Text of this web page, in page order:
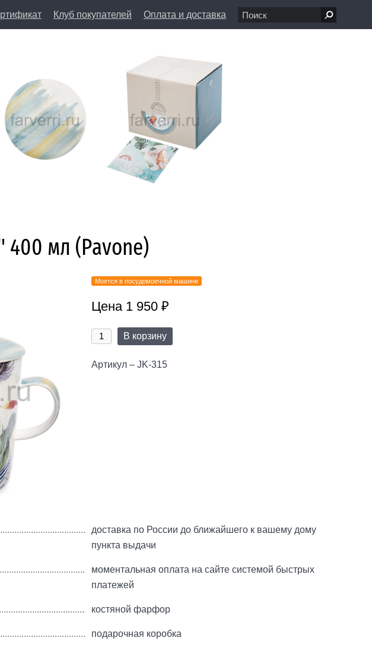
Клуб покупателей Оплата и доставка
Большая Пушкарская ул., д. 1/8 info@farfolle.ru
мл (Pavone)
Моется в посудомоечной машине
Цена 1 950 ₽
В корзину
Артикул – JK-315
доставка по России до ближайшего к вашему дому
пункта выдачи
моментальная оплата на сайте системой быстрых
платежей
костяной фарфор
подарочная коробка